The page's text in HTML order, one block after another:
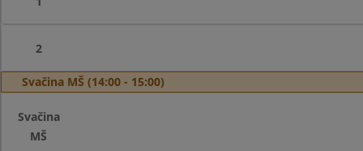
2
Svačina MŠ (14:00 - 15:00)
Svačina
MŠ